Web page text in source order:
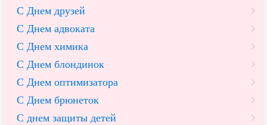
С Днем друзей
С Днем адвоката
С Днем химика
С Днем блондинок
С Днем оптимизатора
С Днем брюнеток
С днем защиты детей